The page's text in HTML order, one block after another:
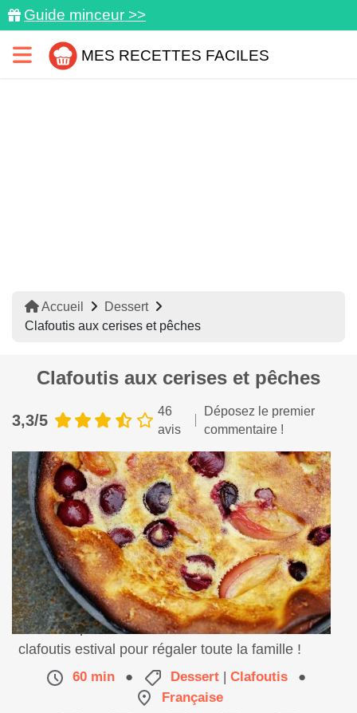
Guide minceur >>
MES RECETTES FACILES
Accueil
Dessert
Clafoutis aux cerises et pêches
Clafoutis aux cerises et pêches
3,3/5
46
avis
Déposez le premier
commentaire !
On fait le plein de vitamines et de soleil avec ce
clafoutis estival pour régaler toute la famille !
60 min ● Dessert | Clafoutis
●
Française